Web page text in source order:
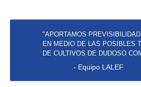
"APORTAMOS
EN MEDIO DE LAS POSIBLES
DE CULTIVOS DE DUDOSO
- Equipo LALEF